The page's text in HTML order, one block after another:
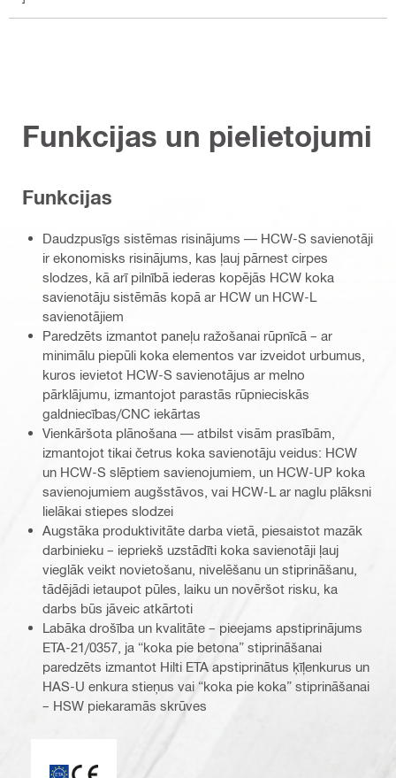
Funkcijas un pielietojumi
Funkcijas
Daudzpusīgs sistēmas risinājums — HCW-S savienotāji
ir ekonomisks risinājums, kas ļauj pārnest cirpes
slodzes, kā arī pilnībā iederas kopējās HCW koka
savienotāju sistēmās kopā ar HCW un HCW-L
savienotājiem
Paredzēts izmantot paneļu ražošanai rūpnīcā – ar
minimālu piepūli koka elementos var izveidot urbumus,
kuros ievietot HCW-S savienotājus ar melno
pārklājumu, izmantojot parastās rūpnieciskās
galdniecības/CNC iekārtas
Vienkāršota plānošana — atbilst visām prasībām,
izmantojot tikai četrus koka savienotāju veidus: HCW
un HCW-S slēptiem savienojumiem, un HCW-UP koka
savienojumiem augšstāvos, vai HCW-L ar naglu plāksni
lielākai stiepes slodzei
Augstāka produktivitāte darba vietā, piesaistot mazāk
darbinieku – iepriekš uzstādīti koka savienotāji ļauj
vieglāk veikt novietošanu, nivelēšanu un stiprināšanu,
tādējādi ietaupot pūles, laiku un novēršot risku, ka
darbs būs jāveic atkārtoti
Labāka drošība un kvalitāte – pieejams apstiprinājums
ETA-21/0357, ja “koka pie betona” stiprināšanai
paredzēts izmantot Hilti ETA apstiprinātus ķīļenkurus un
HAS-U enkura stieņus vai “koka pie koka” stiprināšanai
– HSW piekaramās skrūves